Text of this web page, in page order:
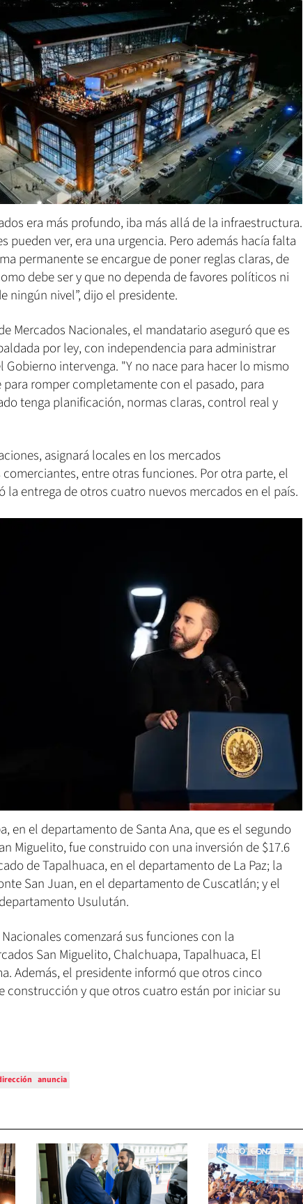
era más profundo, iba más allá de la infraestructura.
pueden ver, era una urgencia. Pero además hacía falta
permanente se encargue de poner reglas claras, de
debe ser y que no dependa de favores políticos ni
ningún nivel”, dijo el presidente.
Mercados Nacionales, el mandatario aseguró que es
por ley, con independencia para administrar
intervenga. "Y no nace para hacer lo mismo
para romper completamente con el pasado, para
tenga planificación, normas claras, control real y
asignará locales en los mercados
entre otras funciones. Por otra parte, el
la entrega de otros cuatro nuevos mercados en el país.
en el departamento de Santa Ana, que es el segundo
Miguelito, fue construido con una inversión de $17.6
de Tapalhuaca, en el departamento de La Paz; la
San Juan, en el departamento de Cuscatlán; y el
Usulután.
comenzará sus funciones con la
San Miguelito, Chalchuapa, Tapalhuaca, El
Además, el presidente informó que otros cinco
construcción y que otros cuatro están por iniciar su
anuncia